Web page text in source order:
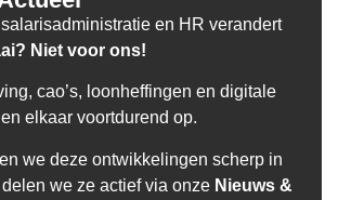
en HR verandert
Niet voor ons!
cao’s, loonheffingen en digitale
elkaar voortdurend op.
we deze ontwikkelingen scherp in
we ze actief via onze Nieuws &